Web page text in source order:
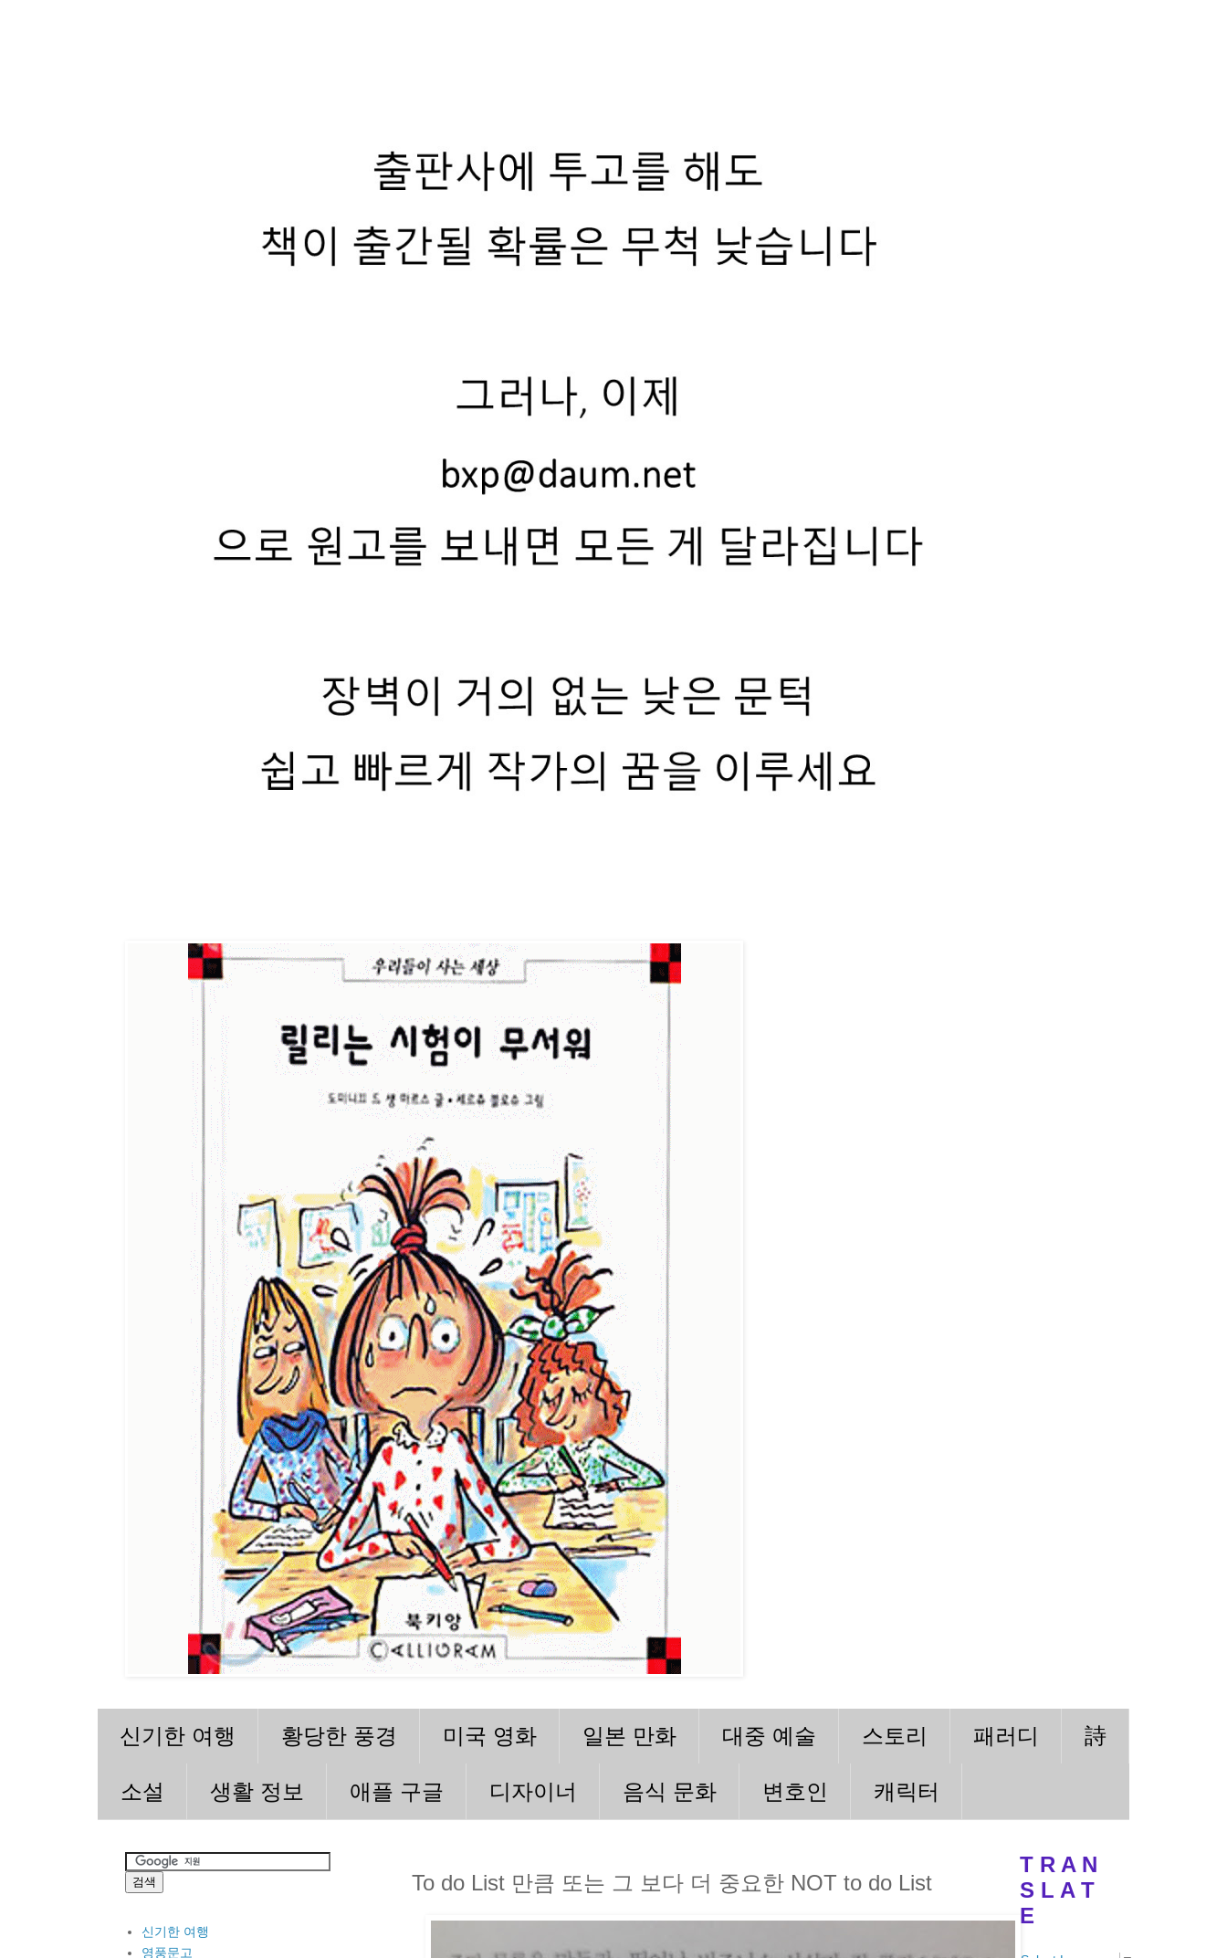
신기한 여행 황당한 풍경 미국 영화 일본 만화 대중 예술 스토리 패러디 詩
소설 생활 정보 애플 구글 디자이너 음식 문화 변호인 캐릭터
To do List 만큼 또는 그 보다 더 중요한 NOT to do List
신기한 여행
영풍문고
T R A N
S L A T
E